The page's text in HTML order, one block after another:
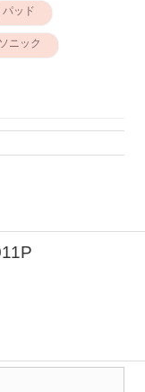
パッド
ニック